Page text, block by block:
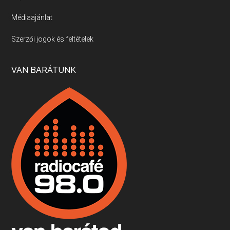
Villány, kékfrankos, Jackfall
Apr 17, 2026 • 00:35:38
Boston, teadélután, bab és homár
Apr 9, 2026 • 00:37:17
Fermentáljunk, a testünk meghálálja!
Apr 3, 2026 • 00:36:07
Médiaajánlat
Szerzői jogok és feltételek
VAN BARÁTUNK